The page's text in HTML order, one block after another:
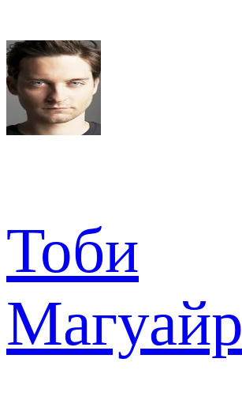
Тоби
Магуайр